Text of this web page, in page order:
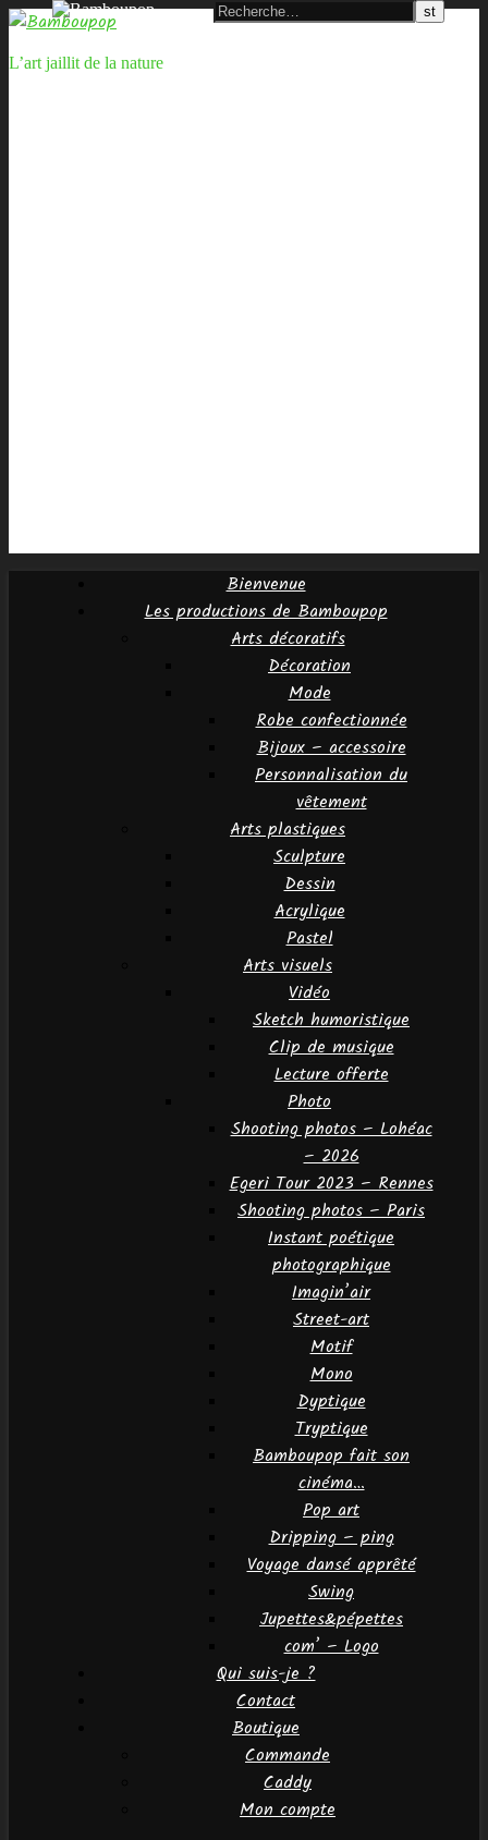
L’art jaillit de la nature
Bienvenue
Les productions de Bamboupop
Arts décoratifs
Décoration
Mode
Robe confectionnée
Bijoux – accessoire
Personnalisation du
vêtement
Arts plastiques
Sculpture
Dessin
Acrylique
Pastel
Arts visuels
Vidéo
Sketch humoristique
Clip de musique
Lecture offerte
Photo
Shooting photos – Lohéac
– 2026
Egeri Tour 2023 – Rennes
Shooting photos – Paris
Instant poétique
photographique
Imagin’air
Street-art
Motif
Mono
Dyptique
Tryptique
Bamboupop fait son
cinéma…
Pop art
Dripping – ping
Voyage dansé apprêté
Swing
Jupettes&pépettes
com’ – Logo
Qui suis-je ?
Contact
Boutique
Commande
Caddy
Mon compte